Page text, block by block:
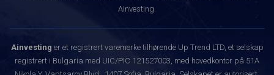
Ainvesting.
Ainvesting er et registrert varemerke tilhørende Up Trend LTD, et selskap
registrert i Bulgaria med UIC/PIC 121527003, med hovedkontor på 51A